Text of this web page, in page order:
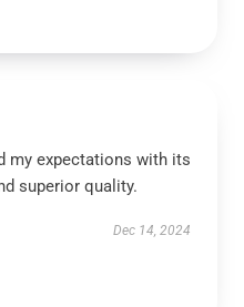
my expectations with its
superior quality.
Dec 14, 2024